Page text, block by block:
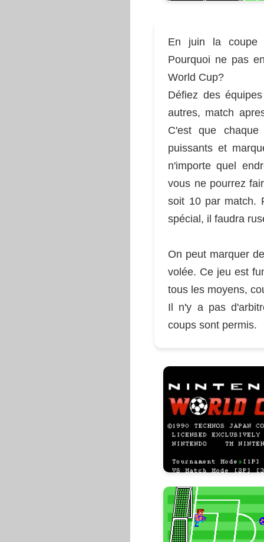
En juin la coupe
Pourquoi ne pas
World Cup?
Défiez des
autres, match
C'est que
puissants et
n'importe quel
vous ne pourrez
soit 10 par match.
spécial, il faudra
On peut marquer
volée. Ce jeu est
tous les moyens,
Il n'y a pas
coups sont permis.